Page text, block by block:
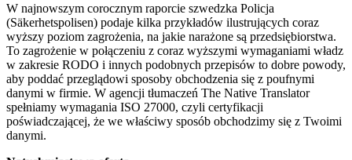
W najnowszym corocznym raporcie szwedzka Policja
(Säkerhetspolisen) podaje kilka przykładów ilustrujących coraz
wyższy poziom zagrożenia, na jakie narażone są przedsiębiorstwa.
To zagrożenie w połączeniu z coraz wyższymi wymaganiami władz
w zakresie RODO i innych podobnych przepisów to dobre powody,
aby poddać przeglądowi sposoby obchodzenia się z poufnymi
danymi w firmie. W agencji tłumaczeń The Native Translator
spełniamy wymagania ISO 27000, czyli certyfikacji
poświadczającej, że we właściwy sposób obchodzimy się z Twoimi
danymi.